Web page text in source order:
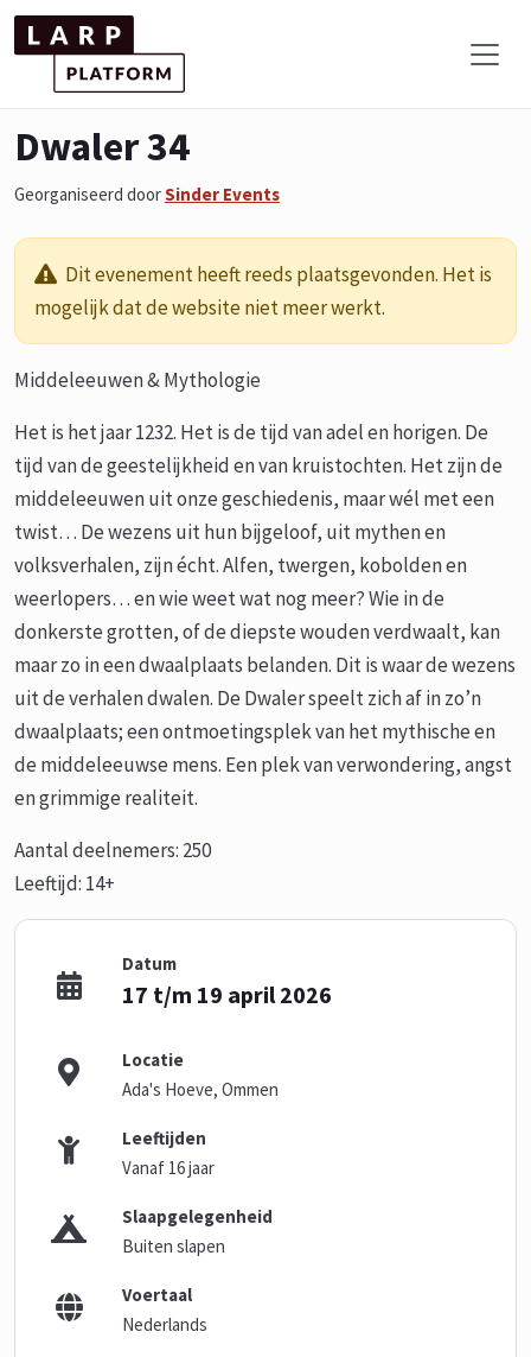
Dwaler 34
Georganiseerd doorSinder Events
Dit evenement heeft reeds plaatsgevonden. Het is
mogelijk dat de website niet meer werkt.
Middeleeuwen & Mythologie
Het is het jaar 1232. Het is de tijd van adel en horigen. De
tijd van de geestelijkheid en van kruistochten. Het zijn de
middeleeuwen uit onze geschiedenis, maar wél met een
twist… De wezens uit hun bijgeloof, uit mythen en
volksverhalen, zijn écht. Alfen, twergen, kobolden en
weerlopers… en wie weet wat nog meer? Wie in de
donkerste grotten, of de diepste wouden verdwaalt, kan
maar zo in een dwaalplaats belanden. Dit is waar de wezens
uit de verhalen dwalen. De Dwaler speelt zich af in zo’n
dwaalplaats; een ontmoetingsplek van het mythische en
de middeleeuwse mens. Een plek van verwondering, angst
en grimmige realiteit.
Aantal deelnemers: 250
Leeftijd: 14+
Datum
17 t/m 19 april 2026
Locatie
Ada's Hoeve, Ommen
Leeftijden
Vanaf 16 jaar
Slaapgelegenheid
Buiten slapen
Voertaal
Nederlands